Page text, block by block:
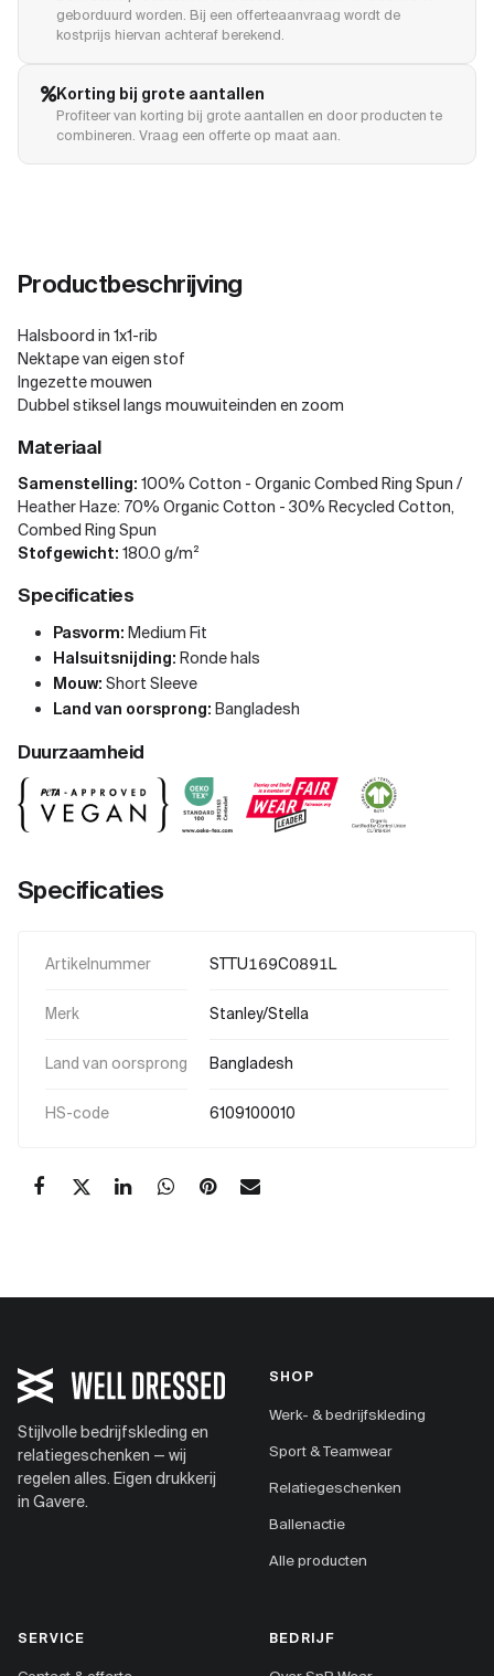
geborduurd worden. Bij een offerteaanvraag wordt de
kostprijs hiervan achteraf berekend.
Korting bij grote aantallen
Profiteer van korting bij grote aantallen en door producten te
combineren. Vraag een offerte op maat aan.
Productbeschrijving
Halsboord in 1x1-rib
Nektape van eigen stof
Ingezette mouwen
Dubbel stiksel langs mouwuiteinden en zoom
Materiaal
Samenstelling: 100% Cotton - Organic Combed Ring Spun /
Heather Haze: 70% Organic Cotton - 30% Recycled Cotton,
Combed Ring Spun
Stofgewicht: 180.0 g/m²
Specificaties
Pasvorm: Medium Fit
Halsuitsnijding: Ronde hals
Mouw: Short Sleeve
Land van oorsprong: Bangladesh
Duurzaamheid
Specificaties
Artikelnummer STTU169C0891L
Merk Stanley/Stella
Land van oorsprong Bangladesh
HS-code 6109100010
Stijlvolle bedrijfskleding en
relatiegeschenken — wij
regelen alles. Eigen drukkerij
in Gavere.
SHOP
Werk- & bedrijfskleding
Sport & Teamwear
Relatiegeschenken
Ballenactie
Alle producten
SERVICE BEDRIJF